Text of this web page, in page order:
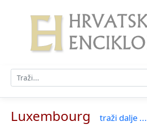
Luxembourg
traži dalje ...